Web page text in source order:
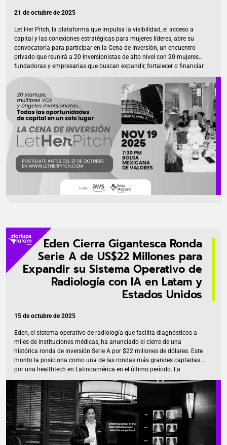
21 de octubre de 2025
Let Her Pitch, la plataforma que impulsa la visibilidad, el acceso a
capital y las conexiones estratégicas para mujeres líderes, abre su
convocatoria para participar en la Cena de Inversión, un encuentro
privado que reunirá a 20 inversionistas de alto nivel con 20 mujeres
fundadoras y empresarias que buscan expandir, fortalecer o financiar
sus compañías. La cena se llevará a cabo el 19 de noviembre de
2025 en la Bolsa Mexicana de Valores, como parte de la 4ª edición de
Let Her Pitch CDMX, evento que reúne a fundadoras, ejecutivas,
inversionistas y líderes de impacto de toda Latinoamérica. Un
espacio […]
Eden Cierra Gigantesca Ronda
Serie A de US$22 Millones para
Expandir su Sistema Operativo de
Radiología con IA en Latam y
Estados Unidos
15 de octubre de 2025
Eden, el sistema operativo de radiología que facilita diagnósticos a
miles de instituciones médicas, ha anunciado el cierre de una
histórica ronda de inversión Serie A por $22 millones de dólares. Este
monto la posiciona como una de las rondas más grandes captadas
por una healthtech en Latinoamérica en el último período. La
Liquid 2 Ventures, y contó con la participación destacada de Daniel
Servitje, CEO de Grupo Bimbo. Democratizando el Acceso a
Diagnósticos de Calidad Fundada por el visionario mexicano Julián
Ríos, Eden busca resolver el problema crítico […]